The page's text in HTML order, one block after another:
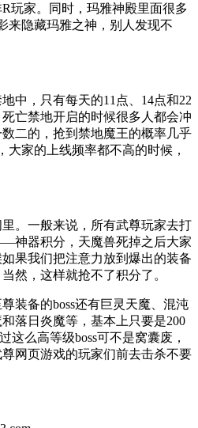
玩家。同时，玛雅神殿里面很多
来隐藏玛雅之神，别人发现不
，只有每天的11点、14点和22
亡禁地开启的时候很多人都会冲
二的，抢到禁地魔王的概率几乎
大家的上线频率都不高的时候，
一般来说，所有武尊玩家去打
神器积分，天魔兽死掉之后大家
果我们把注意力放到爆出的装备
然，这样就抢不了积分了。
备的boss还有巨灵天魔、混沌
落日炎魔等，基本上只要是200
这么高等级boss可不是窝囊废，
网页游戏的玩家们前去击杀不要